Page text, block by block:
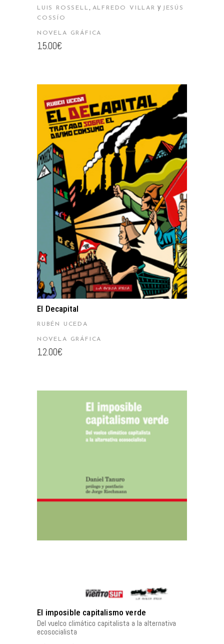
LUIS ROSSELL , ALFREDO VILLAR y JESÚS
COSSÍO
NOVELA GRÁFICA
15.00€
AÑADIR AL CARRITO
El Decapital
RUBÉN UCEDA
NOVELA GRÁFICA
12.00€
AÑADIR AL CARRITO
El imposible capitalismo verde
Del vuelco climático capitalista a la alternativa
ecosocialista